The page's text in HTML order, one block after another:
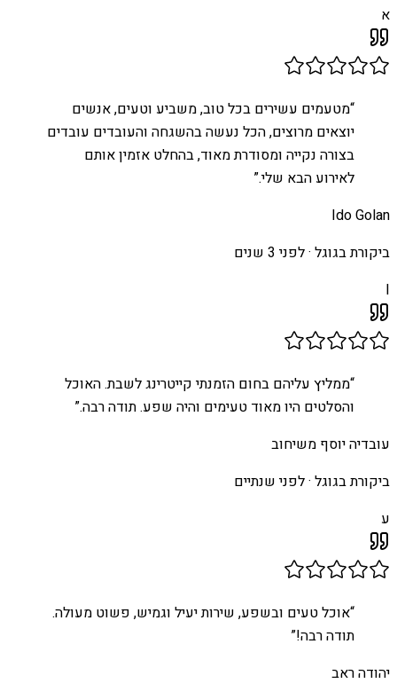
א
“מטעמים עשירים בכל טוב, משביע וטעים, אנשים
יוצאים מרוצים, הכל נעשה בהשגחה והעובדים עובדים
בצורה נקייה ומסודרת מאוד, בהחלט אזמין אותם
לאירוע הבא שלי.”
Ido Golan
ביקורת בגוגל ·לפני 3 שנים
I
“ממליץ עליהם בחום הזמנתי קייטרינג לשבת. האוכל
והסלטים היו מאוד טעימים והיה שפע. תודה רבה.”
עובדיה יוסף משיחוב
ביקורת בגוגל ·לפני שנתיים
ע
“אוכל טעים ובשפע, שירות יעיל וגמיש, פשוט מעולה.
תודה רבה!”
יהודה ראב